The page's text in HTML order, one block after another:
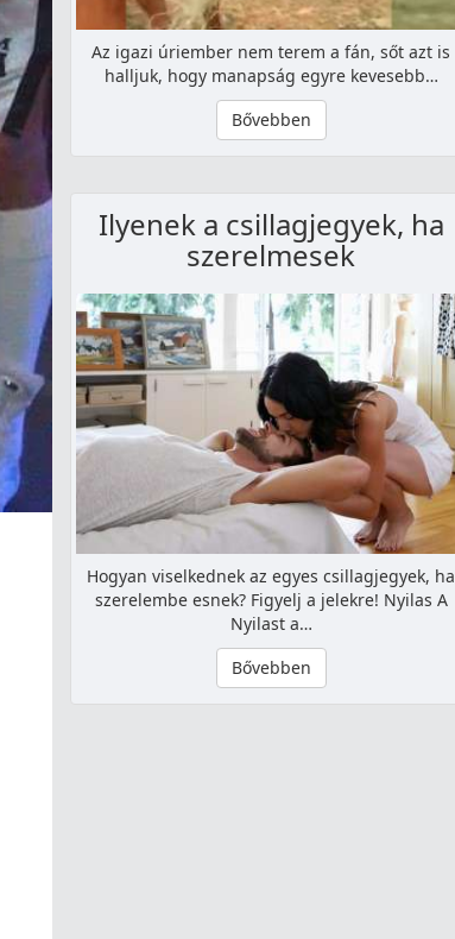
Az igazi úriember nem terem a fán, sőt azt is
halljuk, hogy manapság egyre kevesebb…
Bővebben
Ilyenek a csillagjegyek, ha
szerelmesek
Hogyan viselkednek az egyes csillagjegyek, ha
szerelembe esnek? Figyelj a jelekre! Nyilas A
Nyilast a…
Bővebben